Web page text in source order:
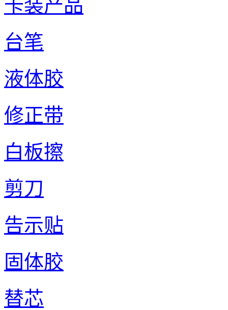
卡装产品
台笔
液体胶
修正带
白板擦
剪刀
告示贴
固体胶
替芯